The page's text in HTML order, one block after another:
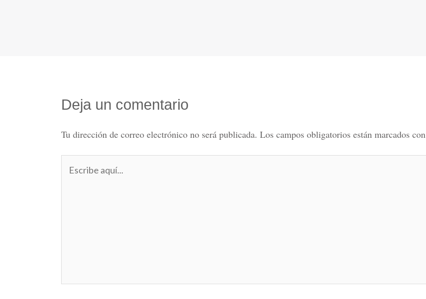
Deja un comentario
Tu dirección de correo electrónico no será publicada. Los campos obligatorios están marcados con
aquí...